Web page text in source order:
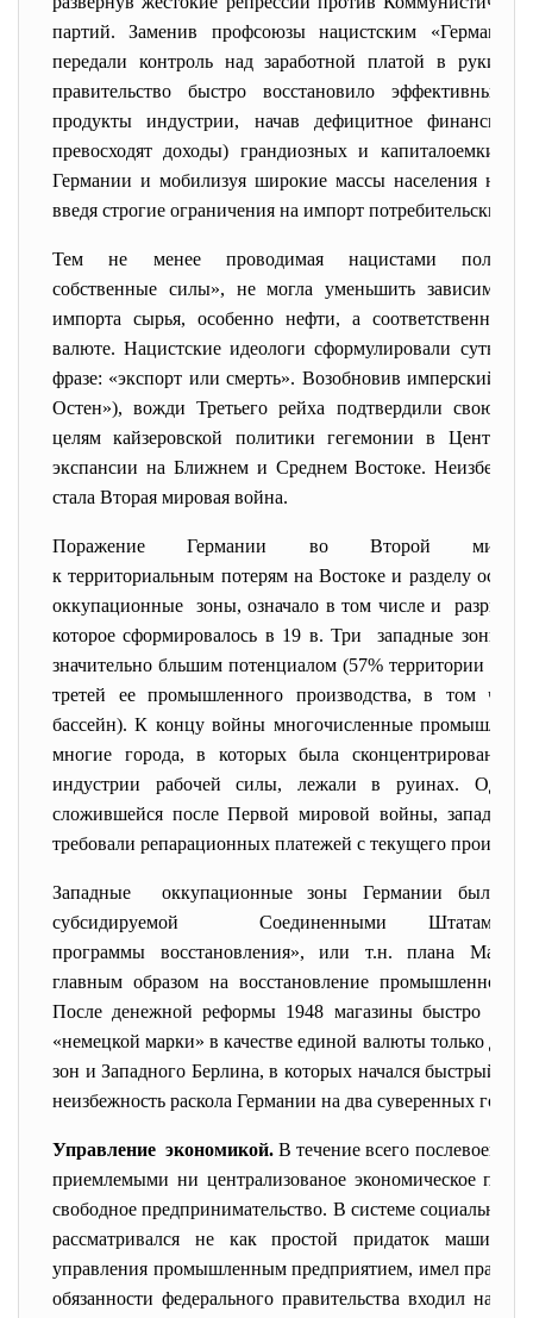
партий. Заменив профсоюзы нацистским
передали контроль над заработной платой в руки
правительство быстро восстановило эффективный
продукты индустрии, начав дефицитное
превосходят доходы) грандиозных и капиталоемких
Германии и мобилизуя широкие массы населения на
введя строгие ограничения на импорт потребительских
Тем не менее проводимая нацистами
собственные силы», не могла уменьшить
импорта сырья, особенно нефти, а соответственно и
валюте. Нацистские идеологи сформулировали суть
фразе: «экспорт или смерть». Возобновив имперский
Остен»), вожди Третьего рейха подтвердили свою
целям кайзеровской политики гегемонии в
экспансии на Ближнем и Среднем Востоке.
стала Вторая мировая война.
Поражение Германии во Второй
к территориальным потерям на Востоке и разделу
оккупационные зоны, означало в том числе и разрыв
которое сформировалось в 19 в. Три западные зоны,
значительно бльшим потенциалом (57% территории
третей ее промышленного производства, в том
бассейн). К концу войны многочисленные
многие города, в которых была сконцентрирована
индустрии рабочей силы, лежали в руинах.
сложившейся после Первой мировой войны, западные
требовали репарационных платежей с текущего
Западные оккупационные зоны Германии были
субсидируемой Соединенными Штатами
программы восстановления», или т.н. плана
главным образом на восстановление
После денежной реформы 1948 магазины быстро
«немецкой марки» в качестве единой валюты только для
зон и Западного Берлина, в которых начался быстрый
неизбежность раскола Германии на два суверенных
Управление экономикой.В течение всего
приемлемыми ни централизованое экономическое
свободное предпринимательство. В системе социального
рассматривался не как простой придаток машины,
управления промышленным предприятием, имел право
обязанности федерального правительства входил